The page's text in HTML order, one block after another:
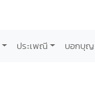
ประเพณี บอกบุญ